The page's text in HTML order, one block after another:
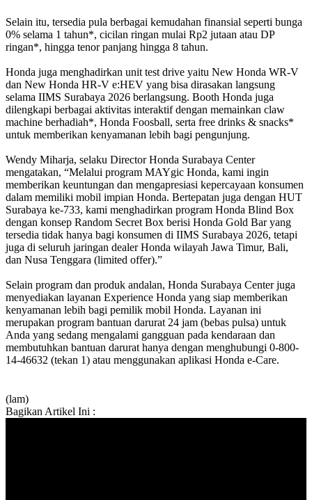
Selain itu, tersedia pula berbagai kemudahan finansial seperti bunga
0% selama 1 tahun*, cicilan ringan mulai Rp2 jutaan atau DP
ringan*, hingga tenor panjang hingga 8 tahun.
Honda juga menghadirkan unit test drive yaitu New Honda WR-V
dan New Honda HR-V e:HEV yang bisa dirasakan langsung
selama IIMS Surabaya 2026 berlangsung. Booth Honda juga
dilengkapi berbagai aktivitas interaktif dengan memainkan claw
machine berhadiah*, Honda Foosball, serta free drinks & snacks*
untuk memberikan kenyamanan lebih bagi pengunjung.
Wendy Miharja, selaku Director Honda Surabaya Center
mengatakan, “Melalui program MAYgic Honda, kami ingin
memberikan keuntungan dan mengapresiasi kepercayaan konsumen
dalam memiliki mobil impian Honda. Bertepatan juga dengan HUT
Surabaya ke-733, kami menghadirkan program Honda Blind Box
dengan konsep Random Secret Box berisi Honda Gold Bar yang
tersedia tidak hanya bagi konsumen di IIMS Surabaya 2026, tetapi
juga di seluruh jaringan dealer Honda wilayah Jawa Timur, Bali,
dan Nusa Tenggara (limited offer).”
Selain program dan produk andalan, Honda Surabaya Center juga
menyediakan layanan Experience Honda yang siap memberikan
kenyamanan lebih bagi pemilik mobil Honda. Layanan ini
merupakan program bantuan darurat 24 jam (bebas pulsa) untuk
Anda yang sedang mengalami gangguan pada kendaraan dan
membutuhkan bantuan darurat hanya dengan menghubungi 0-800-
14-46632 (tekan 1) atau menggunakan aplikasi Honda e-Care.
(lam)
Bagikan Artikel Ini :